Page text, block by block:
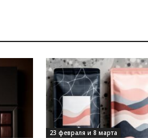
23 февраля и 8 марта